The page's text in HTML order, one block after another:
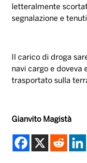
letteralmente
segnalazione e
Il carico di droga
navi cargo e doveva
trasportato sulla
Gianvito Magistà